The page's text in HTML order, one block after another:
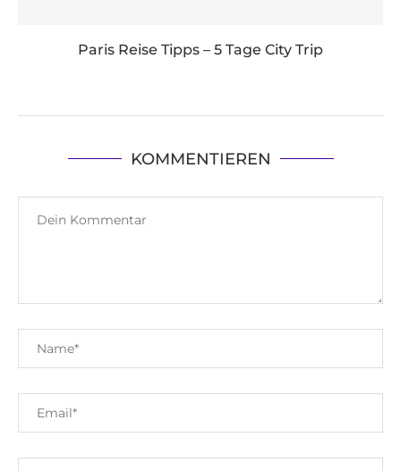
Paris Reise Tipps – 5 Tage City Trip
KOMMENTIEREN